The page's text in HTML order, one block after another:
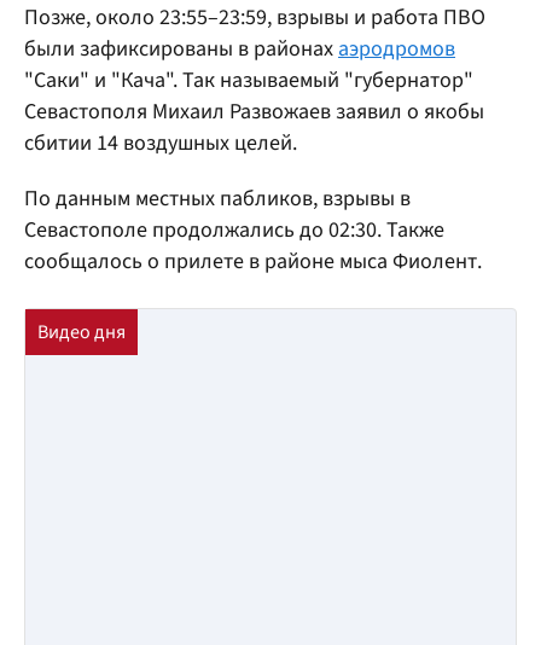
Позже, около 23:55–23:59, взрывы и работа ПВО
были зафиксированы в районах аэродромов
"Саки" и "Кача". Так называемый "губернатор"
Севастополя Михаил Развожаев заявил о якобы
сбитии 14 воздушных целей.
По данным местных пабликов, взрывы в
Севастополе продолжались до 02:30. Также
сообщалось о прилете в районе мыса Фиолент.